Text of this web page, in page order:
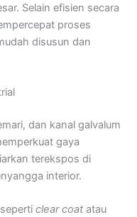
Selain efisien secara
proses
disusun dan
dan kanal galvalum
gaya
terekspos di
interior.
clear coat atau